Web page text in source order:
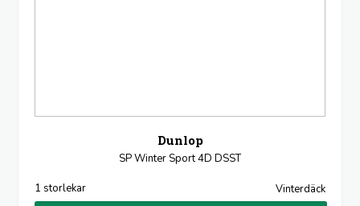
Dunlop
SP Winter Sport 4D DSST
1 storlekar Vinterdäck